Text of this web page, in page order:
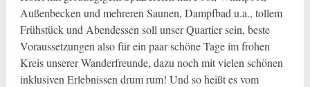
Außenbecken und mehreren Saunen, Dampfbad u.a., tollem
Frühstück und Abendessen soll unser Quartier sein, beste
Voraussetzungen also für ein paar schöne Tage im frohen
Kreis unserer Wanderfreunde, dazu noch mit vielen schönen
inklusiven Erlebnissen drum rum! Und so heißt es vom